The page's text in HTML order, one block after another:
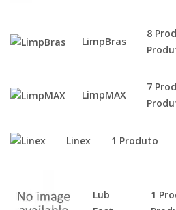
LimpBras
8
LimpMAX
7
Linex 1 Produto
Lub
1